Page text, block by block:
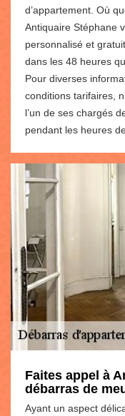
d’appartement. Où
Antiquaire Stéphane
personnalisé et
dans les 48 heures
Pour diverses
conditions tarifaires,
l’un de ses chargés
pendant les heures
Faites appel à
débarras de
Ayant un aspect